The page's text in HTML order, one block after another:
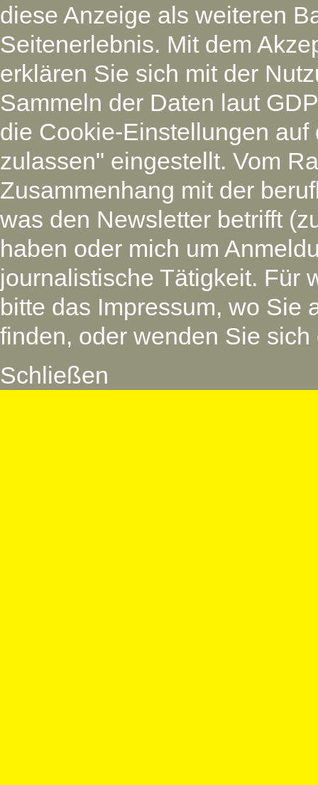
diese Anzeige als weiteren
Seitenerlebnis. Mit dem
erklären Sie sich mit der
Sammeln der Daten laut
die Cookie-Einstellungen
zulassen" eingestellt. Vom
Zusammenhang mit der
was den Newsletter betrifft
haben oder mich um
journalistische Tätigkeit. Für
bitte das Impressum, wo Sie
finden, oder wenden Sie
Schließen